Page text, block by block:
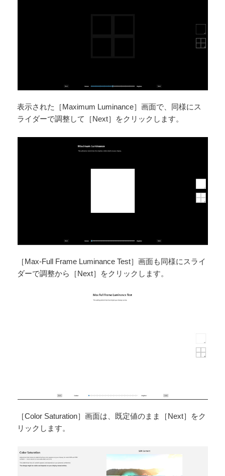
表示された［Maximum Luminance］画面で、同様にス
ライダーで調整して［Next］をクリックします。
［Max-Full Frame Luminance Test］画面も同様にスライ
ダーで調整から［Next］をクリックします。
［Color Saturation］画面は、既定値のまま［Next］をク
リックします。